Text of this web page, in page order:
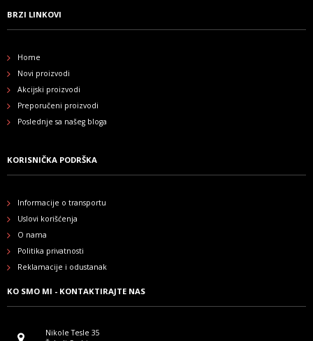
BRZI LINKOVI
Home
Novi proizvodi
Akcijski proizvodi
Preporučeni proizvodi
Poslednje sa našeg bloga
KORISNIČKA PODRŠKA
Informacije o transportu
Uslovi korišćenja
O nama
Politika privatnosti
Reklamacije i odustanak
KO SMO MI - KONTAKTIRAJTE NAS
Nikole Tesle 35